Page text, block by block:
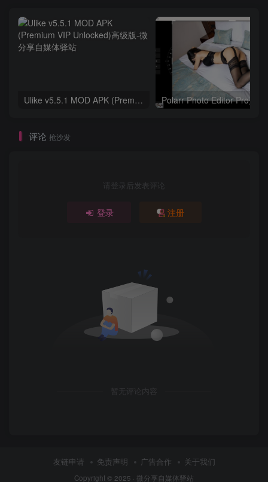
Ulike v5.5.1 MOD APK (Premium VIP Unlocked)高级版
评论 抢沙发
请登录后发表评论
登录 注册
暂无评论内容
友链申请 免责声明 广告合作 关于我们
Copyright © 2025 · 微分享自媒体驿站